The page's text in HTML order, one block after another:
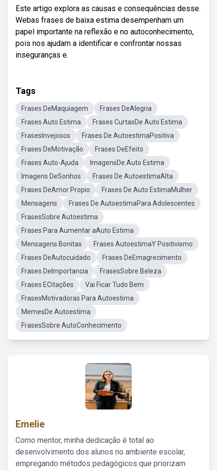
Este artigo explora as causas e consequências desse.
Webas frases de baixa estima desempenham um
papel importante na reflexão e no autoconhecimento,
pois nos ajudam a identificar e confrontar nossas
inseguranças e.
Tags
Frases DeMaquiagem
Frases DeAlegria
Frases Auto Estima
Frases CurtasDe Auto Estima
FrasesInvejosos
Frases De AutoestimaPositiva
Frases DeMotivação
Frases DeEfeito
Frases Auto-Ajuda
ImagensDe Auto Estima
Imagens DeSonhos
Frases De AutoestimaAlta
Frases DeAmor Propio
Frases De Auto EstimaMulher
Mensagens
Frases De AutoestimaPara Adolescentes
FrasesSobre Autoestima
Frases Para Aumentar aAuto Estima
Mensagens Bonitas
Frases AutoestimaY Positivismo
Frases DeAutocuidado
Frases DeEmagrecimento
Frases DeImportancia
FrasesSobre Beleza
Frases ECitações
Vai Ficar Tudo Bem
FrasesMotivadoras Para Autoestima
MemesDe Autoestima
FrasesSobre AutoConhecimento
Emelie
Como mentor, minha dedicação é total ao
desenvolvimento dos alunos no ambiente escolar,
empregando métodos pedagógicos que priorizam